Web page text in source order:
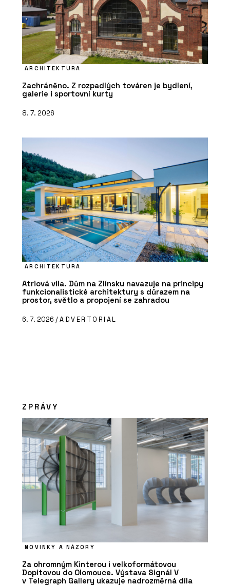
ARCHITEKTURA
Zachráněno. Z rozpadlých továren je bydlení,
galerie i sportovní kurty
8. 7. 2026
ARCHITEKTURA
Atriová vila. Dům na Zlínsku navazuje na principy
funkcionalistické architektury s důrazem na
prostor, světlo a propojení se zahradou
6. 7. 2026 /ADVERTORIAL
ZPRÁVY
NOVINKY A NÁZORY
Za ohromným Kinterou i velkoformátovou
Dopitovou do Olomouce. Výstava Signál V
v Telegraph Gallery ukazuje nadrozměrná díla